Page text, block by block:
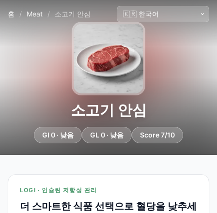
홈 / Meat / 소고기 안심
소고기 안심
GI 0 · 낮음 GL 0 · 낮음 Score 7/10
LOGI · 인슐린 저항성 관리
더 스마트한 식품 선택으로 혈당을 낮추세